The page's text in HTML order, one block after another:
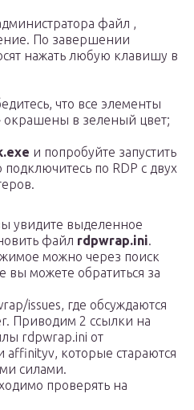
файл ,
По завершении
нажать любую клавишу в
что все элементы
окрашены в зеленый цвет;
и попробуйте запустить
по RDP с двух
увидите выделенное
файл rdpwrap.ini.
можно через поиск
вы можете обратиться за
issues, где обсуждаются
Приводим 2 ссылки на
rdpwrap.ini от
affinityv, которые стараются
силами.
проверять на